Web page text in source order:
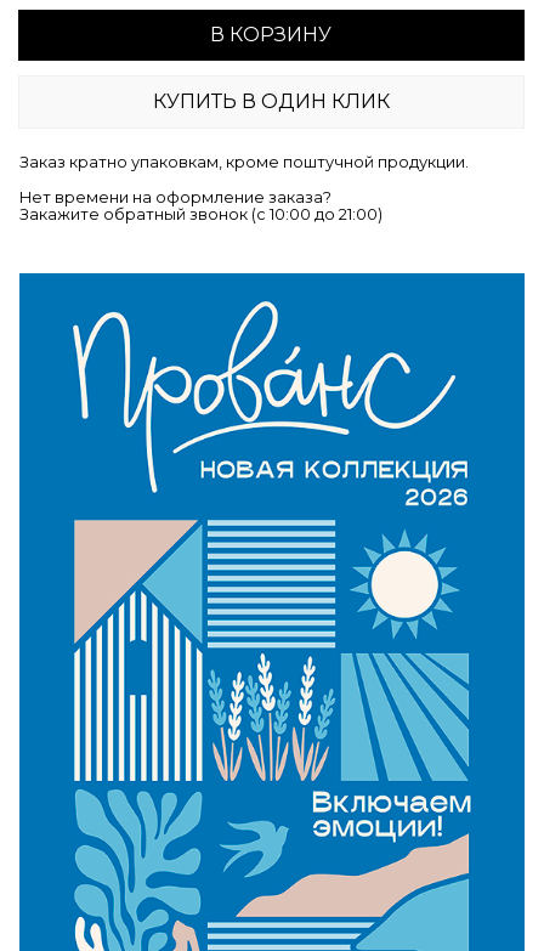
В КОРЗИНУ
КУПИТЬ В ОДИН КЛИК
Заказ кратно упаковкам, кроме поштучной продукции.
Нет времени на оформление заказа?
Закажите обратный звонок (c 10:00 до 21:00)